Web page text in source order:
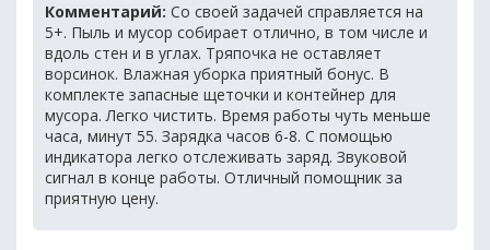
Комментарий: Со своей задачей справляется на
5+. Пыль и мусор собирает отлично, в том числе и
вдоль стен и в углах. Тряпочка не оставляет
ворсинок. Влажная уборка приятный бонус. В
комплекте запасные щеточки и контейнер для
мусора. Легко чистить. Время работы чуть меньше
часа, минут 55. Зарядка часов 6-8. С помощью
индикатора легко отслеживать заряд. Звуковой
сигнал в конце работы. Отличный помощник за
приятную цену.